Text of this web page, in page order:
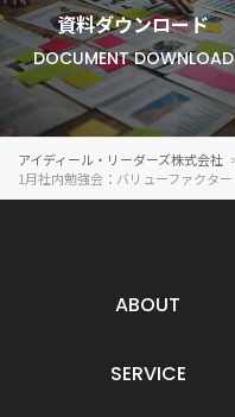
資料ダウンロード
DOCUMENT DOWNLOAD
アイディール・リーダーズ株式会社
1月社内勉強会：バリューファクター
ABOUT
SERVICE